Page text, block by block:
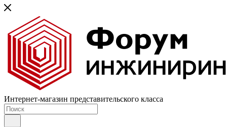
Интернет-магазин представительского класса